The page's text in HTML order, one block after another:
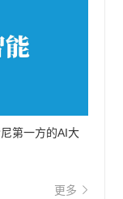
第一方的AI大
更多